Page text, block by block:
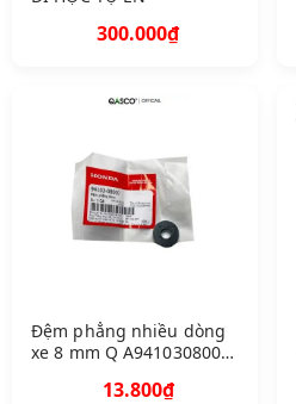
300.000₫
Đệm phẳng nhiều dòng
xe 8 mm Q A9410308000
13.800₫